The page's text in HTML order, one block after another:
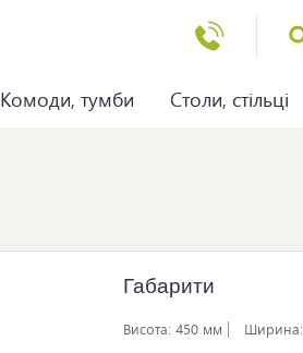
Комоди, тумби Столи, стільці
Габарити
Висота: 450 мм Ширина: